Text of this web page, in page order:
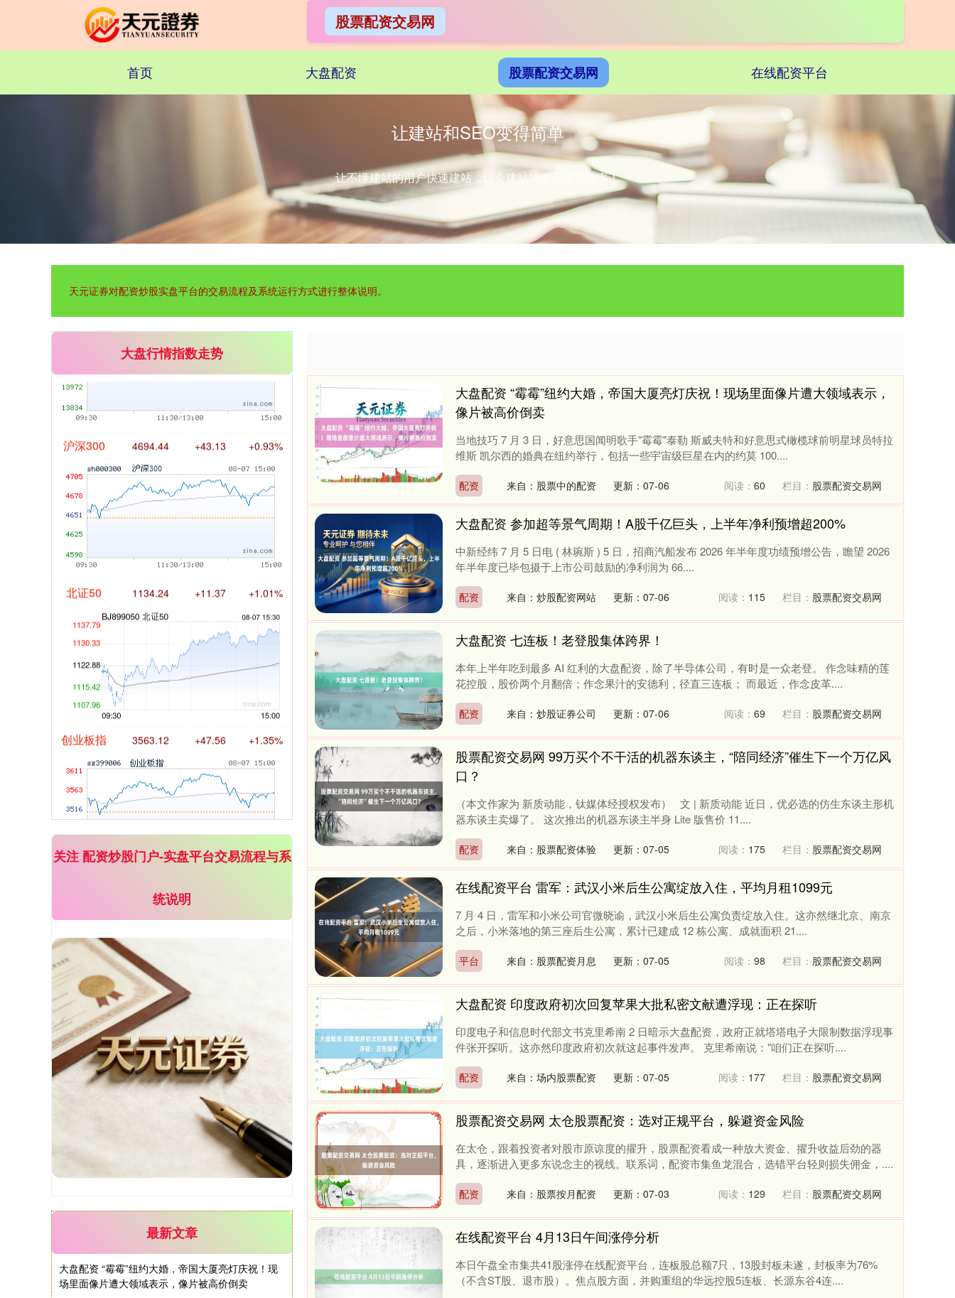
首页 大盘配资 股票配资交易网 在线配资平台
让建站和SEO变得简单
让不懂建站的用户快速建站，让会建站的提高建站效率！
天元证券对配资炒股实盘平台的交易流程及系统运行方式进行整体说明。
股票配资交易网
大盘配资 “霉霉”纽约大婚，帝国大厦亮灯庆祝！现场里面像片遭大领域表示，
像片被高价倒卖
当地技巧 7 月 3 日，好意思国闻明歌手"霉霉"泰勒 斯威夫特和好意思式橄榄球前明星球员特拉
维斯 凯尔西的婚典在纽约举行，包括一些宇宙级巨星在内的约莫 100....
配资 来自：股票中的配资 更新：07-06 阅读： 60 栏目： 股票配资交易网
大盘配资 参加超等景气周期！A股千亿巨头，上半年净利预增超200%
中新经纬 7 月 5 日电 ( 林琬斯 ) 5 日，招商汽船发布 2026 年半年度功绩预增公告，瞻望 2026
年半年度已毕包摄于上市公司鼓励的净利润为 66....
配资 来自：炒股配资网站 更新：07-06 阅读： 115 栏目： 股票配资交易网
大盘配资 七连板！老登股集体跨界！
本年上半年吃到最多 AI 红利的大盘配资，除了半导体公司，有时是一众老登。 作念味精的莲
花控股，股价两个月翻倍；作念果汁的安德利，径直三连板； 而最近，作念皮革....
配资 来自：炒股证券公司 更新：07-06 阅读： 69 栏目： 股票配资交易网
股票配资交易网 99万买个不干活的机器东谈主，“陪同经济”催生下一个万亿风
口？
（本文作家为 新质动能，钛媒体经授权发布） 文 | 新质动能 近日，优必选的仿生东谈主形机
器东谈主卖爆了。 这次推出的机器东谈主半身 Lite 版售价 11....
配资 来自：股票配资体验 更新：07-05 阅读： 175 栏目： 股票配资交易网
在线配资平台 雷军：武汉小米后生公寓绽放入住，平均月租1099元
7 月 4 日，雷军和小米公司官微晓谕，武汉小米后生公寓负责绽放入住。这亦然继北京、南京
之后，小米落地的第三座后生公寓，累计已建成 12 栋公寓、成就面积 21....
平台 来自：股票配资月息 更新：07-05 阅读： 98 栏目： 股票配资交易网
大盘配资 印度政府初次回复苹果大批私密文献遭浮现：正在探听
印度电子和信息时代部文书克里希南 2 日暗示大盘配资，政府正就塔塔电子大限制数据浮现事
件张开探听。这亦然印度政府初次就这起事件发声。 克里希南说："咱们正在探听....
配资 来自：场内股票配资 更新：07-05 阅读： 177 栏目： 股票配资交易网
股票配资交易网 太仓股票配资：选对正规平台，躲避资金风险
在太仓，跟着投资者对股市原谅度的擢升，股票配资看成一种放大资金、擢升收益后劲的器
具，逐渐进入更多东说念主的视线。联系词，配资市集鱼龙混合，选错平台轻则损失佣金，....
配资 来自：股票按月配资 更新：07-03 阅读： 129 栏目： 股票配资交易网
在线配资平台 4月13日午间涨停分析
本日午盘全市集共41股涨停在线配资平台，连板股总额7只，13股封板未遂，封板率为76%
（不含ST股、退市股）。焦点股方面，并购重组的华远控股5连板、长源东谷4连....
大盘行情指数走势
+1.02%
沪深300 4694.44 +43.13 +0.93%
北证50 1134.24 +11.37 +1.01%
创业板指 +1.35%
基金指数 7242.10 +12.30 +0.17%
国债指数 229.69
+164.40 +2.13%
上证综指 3940.04 +39.68
关注 配资炒股门户-实盘平台交易流程与系
统说明
最新文章
大盘配资 “霉霉”纽约大婚，帝国大厦亮灯庆祝！现
场里面像片遭大领域表示，像片被高价倒卖